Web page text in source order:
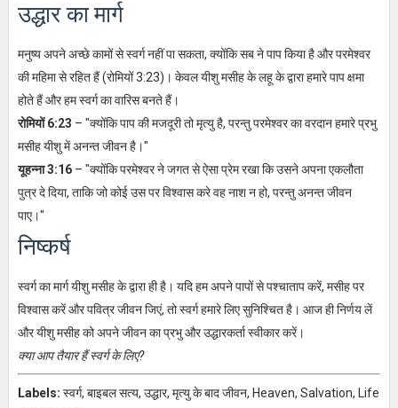
उद्धार का मार्ग
मनुष्य अपने अच्छे कामों से स्वर्ग नहीं पा सकता, क्योंकि सब ने पाप किया है और परमेश्वर
की महिमा से रहित हैं (रोमियों 3:23)। केवल यीशु मसीह के लहू के द्वारा हमारे पाप क्षमा
होते हैं और हम स्वर्ग का वारिस बनते हैं।
रोमियों 6:23 – "क्योंकि पाप की मजदूरी तो मृत्यु है, परन्तु परमेश्वर का वरदान हमारे प्रभु
मसीह यीशु में अनन्त जीवन है।"
यूहन्ना 3:16– "क्योंकि परमेश्वर ने जगत से ऐसा प्रेम रखा कि उसने अपना एकलौता
पुत्र दे दिया, ताकि जो कोई उस पर विश्वास करे वह नाश न हो, परन्तु अनन्त जीवन
पाए।"
निष्कर्ष
स्वर्ग का मार्ग यीशु मसीह के द्वारा ही है। यदि हम अपने पापों से पश्चाताप करें, मसीह पर
विश्वास करें और पवित्र जीवन जिएं, तो स्वर्ग हमारे लिए सुनिश्चित है। आज ही निर्णय लें
और यीशु मसीह को अपने जीवन का प्रभु और उद्धारकर्ता स्वीकार करें।
क्या आप तैयार हैं स्वर्ग के लिए?
Labels: स्वर्ग, बाइबल सत्य, उद्धार, मृत्यु के बाद जीवन, Heaven, Salvation, Life